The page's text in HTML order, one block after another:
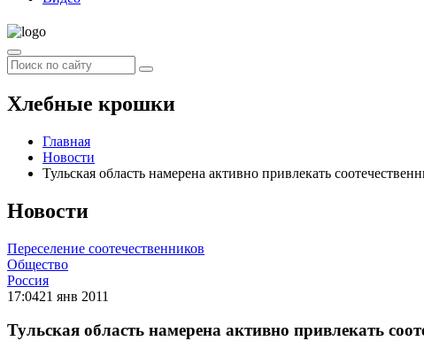
Хлебные крошки
Главная
Новости
Тульская область намерена активно привлекать
Новости
Переселение соотечественников
Общество
Россия
17:0421 янв 2011
Тульская область намерена активно привлекать